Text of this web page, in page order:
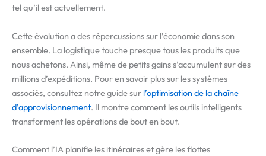
tel qu’il est actuellement.
Cette évolution a des répercussions sur l’économie dans son
ensemble. La logistique touche presque tous les produits que
nous achetons. Ainsi, même de petits gains s’accumulent sur des
millions d’expéditions. Pour en savoir plus sur les systèmes
associés, consultez notre guide sur l’optimisation de la chaîne
d’approvisionnement. Il montre comment les outils intelligents
transforment les opérations de bout en bout.
Comment l’IA planifie les itinéraires et gère les flottes